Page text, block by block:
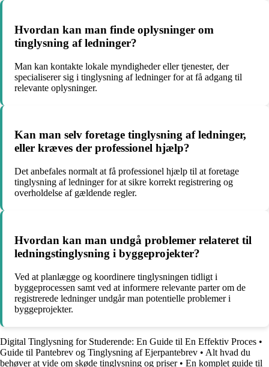
Hvordan kan man finde oplysninger om
tinglysning af ledninger?
Man kan kontakte lokale myndigheder eller tjenester, der
specialiserer sig i tinglysning af ledninger for at få adgang til
relevante oplysninger.
Kan man selv foretage tinglysning af ledninger,
eller kræves der professionel hjælp?
Det anbefales normalt at få professionel hjælp til at foretage
tinglysning af ledninger for at sikre korrekt registrering og
overholdelse af gældende regler.
Hvordan kan man undgå problemer relateret til
ledningstinglysning i byggeprojekter?
Ved at planlægge og koordinere tinglysningen tidligt i
byggeprocessen samt ved at informere relevante parter om de
registrerede ledninger undgår man potentielle problemer i
byggeprojekter.
Digital Tinglysning for Studerende: En Guide til En Effektiv Proces •
Guide til Pantebrev og Tinglysning af Ejerpantebrev • Alt hvad du
behøver at vide om skøde tinglysning og priser• En komplet guide til